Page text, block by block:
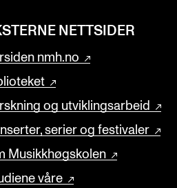
NETTSIDER
nmh.no
og utviklingsarbeid
serier og festivaler
Musikkhøgskolen
våre